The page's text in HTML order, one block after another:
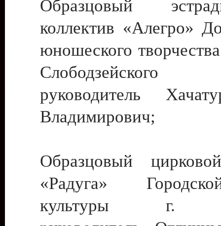
Образцовый
коллектив «Алегро»
юношеского
руководитель
Владимирович;
Образцовый
«Радуга»
культуры г.